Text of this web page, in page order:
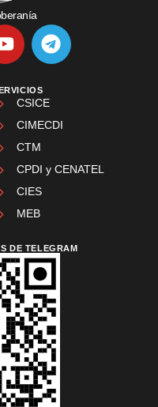
CSICE
CIMECDI
CTM
CPDI y CENATEL
CIES
MEB
DE TELEGRAM